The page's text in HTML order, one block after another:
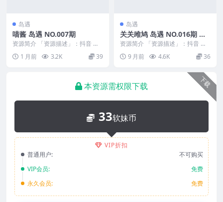
岛遇
喵酱 岛遇 NO.007期
资源简介 「资源描述」：抖音 喵
酱 岛遇 NO.007期 【5V】 「资源
名称」...
1 月前 3.2K 39
岛遇
关关雎鸠 岛遇 NO.016期 最
新至：2025.10.20
资源简介 「资源描述」：抖音 关
关雎鸠 岛遇 NO.016期 【9P1V】
最新至...
9 月前 4.6K 36
下载
本资源需权限下载
33软妹币
VIP折扣
普通用户:
不可购买
VIP会员:
免费
永久会员:
免费